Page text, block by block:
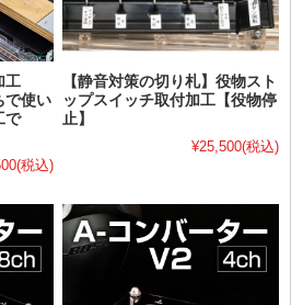
工
で使い
で
(税込)
【静音対策の切り札】役物スト
ップスイッチ取付加工【役物停
止】
¥25,500(税込)